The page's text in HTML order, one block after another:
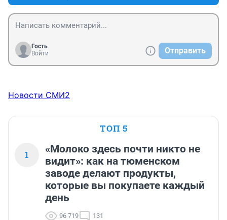
Гость
Войти
Отправить
Новости СМИ2
ТОП 5
1
«Молоко здесь почти никто не
видит»: как на тюменском
заводе делают продукты,
которые вы покупаете каждый
день
96 719 131